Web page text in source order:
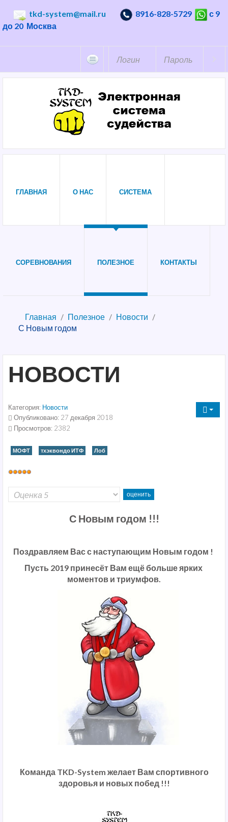
tkd-system@mail.ru 8916-828-5729
с 9
до 20 Москва
ГЛАВНАЯ О НАС СИСТЕМА
СОРЕВНОВАНИЯ ПОЛЕЗНОЕ КОНТАКТЫ
Главная Полезное
Новости
С Новым годом
НОВОСТИ
Категория: Новости
Опубликовано: 27 декабря 2018
Просмотров: 2382
МОФТ тхэквондо ИТФ Лоб
С Новым годом !!!
Поздравляем Вас с наступающим Новым годом !
Пусть 2019 принесёт Вам ещё больше ярких
моментов и триумфов.
Команда TKD-System желает Вам спортивного
здоровья и новых побед !!!